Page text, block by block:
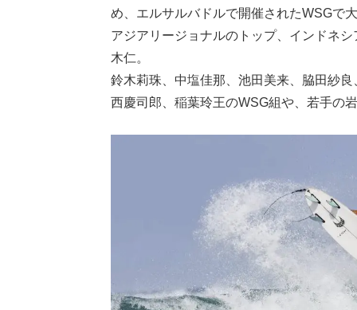
め、エルサルバドルで開催されたWSGで
アジアリージョナルのトップ、インドネ
木仁。
鈴木莉珠、中塩佳那、池田美来、脇田紗良
西慶司郎、稲葉玲王のWSG組や、若手の